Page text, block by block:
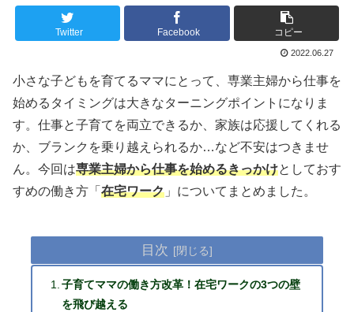
Twitter Facebook コピー
2022.06.27
小さな子どもを育てるママにとって、専業主婦から仕事を
始めるタイミングは大きなターニングポイントになりま
す。仕事と子育てを両立できるか、家族は応援してくれる
か、ブランクを乗り越えられるか…など不安はつきませ
ん。今回は専業主婦から仕事を始めるきっかけとしておす
すめの働き方「 在宅ワーク 」についてまとめました。
目次
子育てママの働き方改革！在宅ワークの3つの壁
を飛び越える